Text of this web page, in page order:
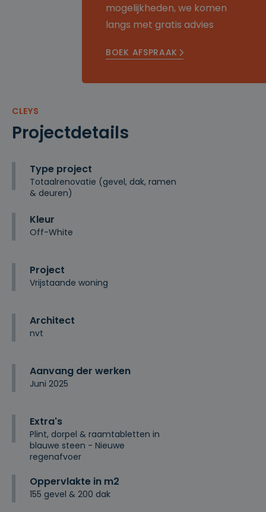
mogelijkheden, we komen
langs met gratis advies
BOEK AFSPRAAK
CLEYS
Projectdetails
Type project
Totaalrenovatie (gevel, dak, ramen
& deuren)
Kleur
Off-White
Project
Vrijstaande woning
Architect
nvt
Aanvang der werken
Juni 2025
Extra's
Plint, dorpel & raamtabletten in
blauwe steen - Nieuwe
regenafvoer
Oppervlakte in m2
155 gevel & 200 dak